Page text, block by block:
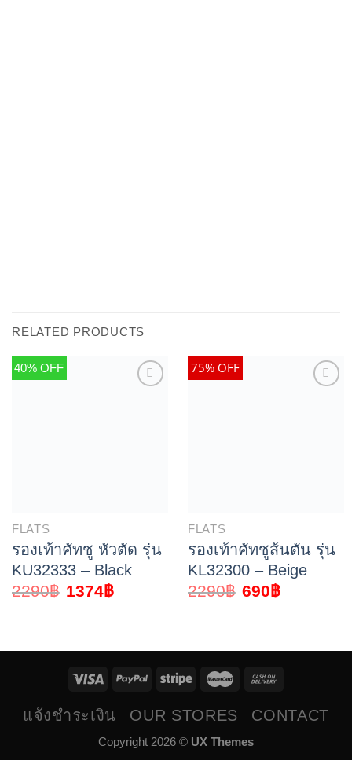
RELATED PRODUCTS
40% OFF
FLATS
รองเท้าคัทชู หัวตัด รุ่น
KU32333 – Black
2290฿ 1374฿
75% OFF
FLATS
รองเท้าคัทชูส้นตัน รุ่น
KL32300 – Beige
2290฿ 690฿
แจ้งชำระเงิน OUR STORES CONTACT
Copyright 2026 © UX Themes